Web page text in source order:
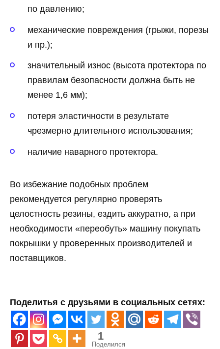
по давлению;
механические повреждения (грыжи, порезы
и пр.);
значительный износ (высота протектора по
правилам безопасности должна быть не
менее 1,6 мм);
потеря эластичности в результате
чрезмерно длительного использования;
наличие наварного протектора.
Во избежание подобных проблем
рекомендуется регулярно проверять
целостность резины, ездить аккуратно, а при
необходимости «переобуть» машину покупать
покрышки у проверенных производителей и
поставщиков.
Поделитья с друзьями в социальных сетях:
1
Поделился